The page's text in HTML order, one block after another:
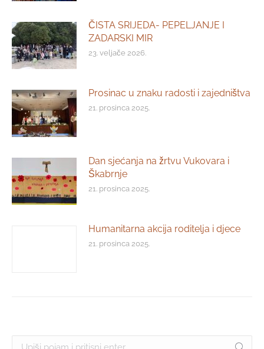
ČISTA SRIJEDA- PEPELJANJE I
ZADARSKI MIR
23. veljače 2026.
Prosinac u znaku radosti i zajedništva
21. prosinca 2025.
Dan sjećanja na žrtvu Vukovara i
Škabrnje
21. prosinca 2025.
Humanitarna akcija roditelja i djece
21. prosinca 2025.
Search: